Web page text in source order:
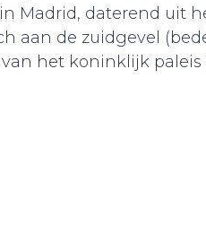
Madrid, daterend uit
aan de zuidgevel
het koninklijk